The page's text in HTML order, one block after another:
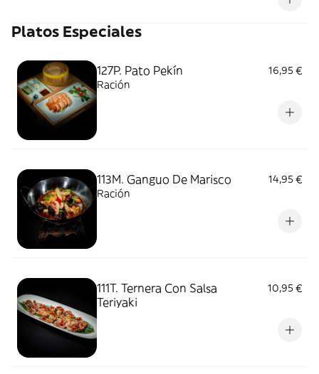
Platos Especiales
127P. Pato Pekín
16,95 €
Ración
113M. Ganguo De Marisco
14,95 €
Ración
111T. Ternera Con Salsa
Teriyaki
10,95 €